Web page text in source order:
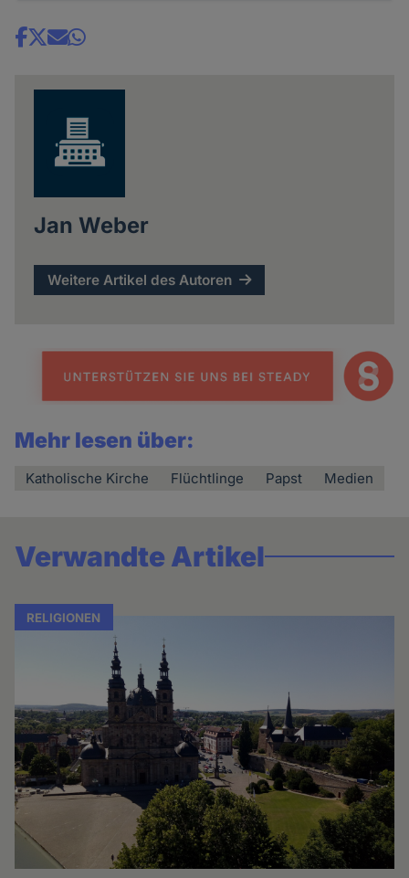
Share
Jan Weber
Weitere Artikel des Autoren
Mehr lesen über:
Katholische Kirche Flüchtlinge Papst Medien
Verwandte Artikel
RELIGIONEN